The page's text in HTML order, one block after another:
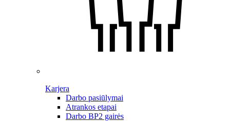
Karjera
Darbo pasiūlymai
Atrankos etapai
Darbo BP2 gairės